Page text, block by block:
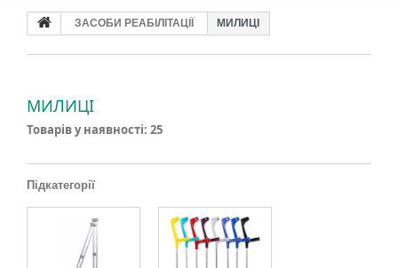
ЗАСОБИ РЕАБІЛІТАЦІЇ МИЛИЦІ
МИЛИЦІ
Товарів у наявності: 25
Підкатегорії